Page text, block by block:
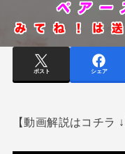
ポスト シェア
【動画解説はコチラ ↓